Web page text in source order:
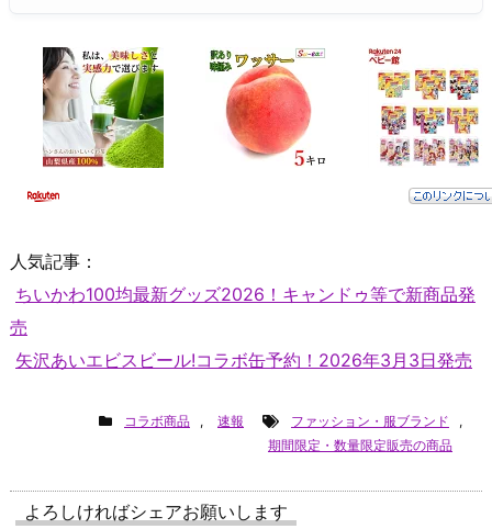
人気記事：
ちいかわ100均最新グッズ2026！キャンドゥ等で新商品発
売
矢沢あいエビスビール!コラボ缶予約！2026年3月3日発売
コラボ商品 , 速報 ファッション・服ブランド
,
期間限定・数量限定販売の商品
よろしければシェアお願いします